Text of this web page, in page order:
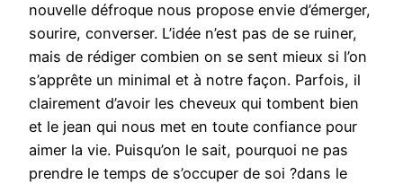
nouvelle défroque nous propose envie d’émerger,
sourire, converser. L’idée n’est pas de se ruiner,
mais de rédiger combien on se sent mieux si l’on
s’apprête un minimal et à notre façon. Parfois, il
clairement d’avoir les cheveux qui tombent bien
et le jean qui nous met en toute confiance pour
aimer la vie. Puisqu’on le sait, pourquoi ne pas
prendre le temps de s’occuper de soi ?dans le